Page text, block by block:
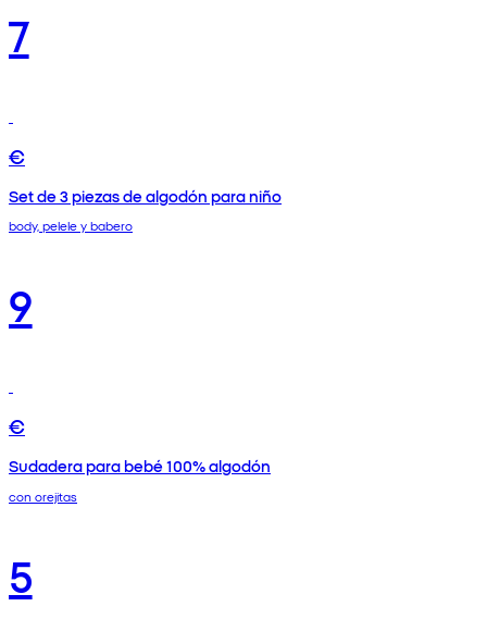
7
€
Set de 3 piezas de algodón para niño
body, pelele y babero
9
€
Sudadera para bebé 100% algodón
con orejitas
5